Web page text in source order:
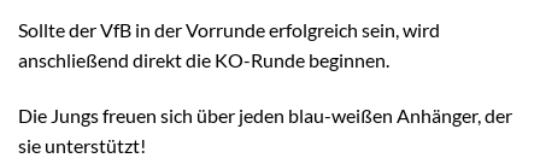
Sollte der VfB in der Vorrunde erfolgreich sein, wird
anschließend direkt die KO-Runde beginnen.
Die Jungs freuen sich über jeden blau-weißen Anhänger, der
sie unterstützt!